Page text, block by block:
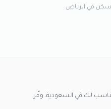
في الرياض
لك في السعودية. وفّر